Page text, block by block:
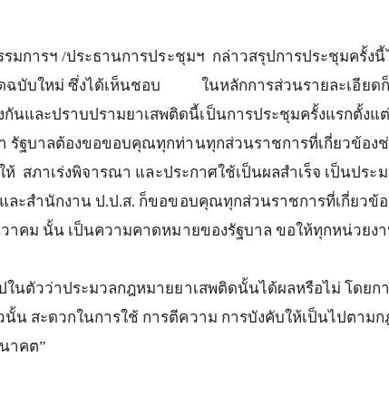
มการฯ /ประธานการประชุมฯ กล่าวสรุปการประชุมครั้ง
ฉบับใหม่ ซึ่งได้เห็นชอบ
ในหลักการส่วนรายละเอีย
นและปราบปรามยาเสพติดนี้เป็นการประชุมครั้งแรกตั้ง
รัฐบาลต้องขอขอบคุณทุกท่านทุกส่วนราชการที่เกี่ยวข้อ
ห้ สภาเร่งพิจารณา และประกาศใช้เป็นผลสำเร็จ เป็นประ
และสำนักงาน ป.ป.ส. ก็ขอขอบคุณทุกส่วนราชการที่เกี่ยวข้อ
าคม นั้น เป็นความคาดหมายของรัฐบาล ขอให้ทุกหน่วยง
ในตัวว่าประมวลกฎหมายยาเสพติดนั้นได้ผลหรือไม่ โดยก
นั้น สะดวกในการใช้ การตีความ การบังคับให้เป็นไปตาม
าคต”